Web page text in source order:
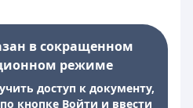
в сокращенном
режиме
доступ к документу,
кнопке Войти и ввести